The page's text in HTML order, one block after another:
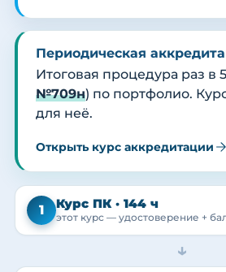
Периодическая
Итоговая процедура раз в
№709н) по портфолио.
для неё.
Открыть курс аккредитации
1 Курс ПК · 144 ч
этот курс — удостоверение +
→